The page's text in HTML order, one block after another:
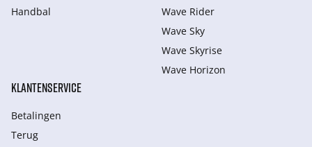
Handbal
Wave Rider
Wave Sky
Wave Skyrise
Wave Horizon
KLANTENSERVICE
Betalingen
Terug